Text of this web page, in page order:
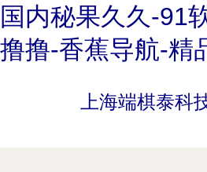
国内秘果久久-91
撸撸-香蕉导航-精
上海端棋泰科